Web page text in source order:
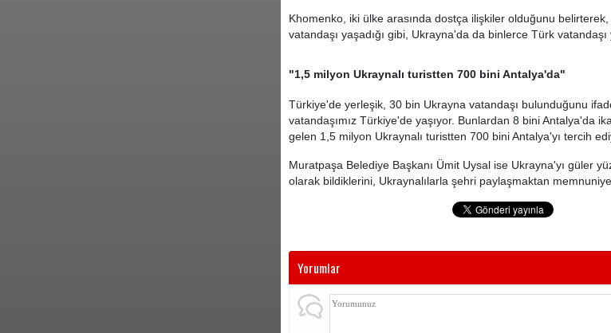
Khomenko, iki ülke arasında dostça ilişkiler olduğunu
vatandaşı yaşadığı gibi, Ukrayna'da da binlerce Türk vatandaşı
"1,5 milyon Ukraynalı turistten 700 bini Antalya'da"
Türkiye'de yerleşik, 30 bin Ukrayna vatandaşı bulunduğunu
vatandaşımız Türkiye'de yaşıyor. Bunlardan 8 bini Antalya'da
gelen 1,5 milyon Ukraynalı turistten 700 bini Antalya'yı tercih
Muratpaşa Belediye Başkanı Ümit Uysal ise Ukrayna'yı güler
olarak bildiklerini, Ukraynalılarla şehri paylaşmaktan
Yorumlar